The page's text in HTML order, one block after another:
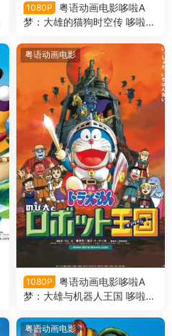
1080P
粤语动画电影哆啦A
梦：大雄的猫狗时空传 哆啦A
粤语版
粤语动画电影
1080P
粤语动画电影哆啦A
梦：大雄与机器人王国 哆啦A
粤语版
粤语动画电影